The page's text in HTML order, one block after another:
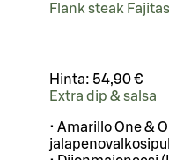
Flank steak
Hinta: 54,90 €
Extra dip & salsa
• Amarillo One &